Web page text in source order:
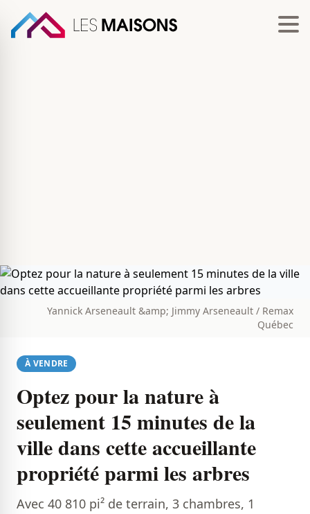
Yannick Arseneault &amp; Jimmy Arseneault / Remax
Québec
À VENDRE
Optez pour la nature à
seulement 15 minutes de la
ville dans cette accueillante
propriété parmi les arbres
Avec 40 810 pi² de terrain, 3 chambres, 1